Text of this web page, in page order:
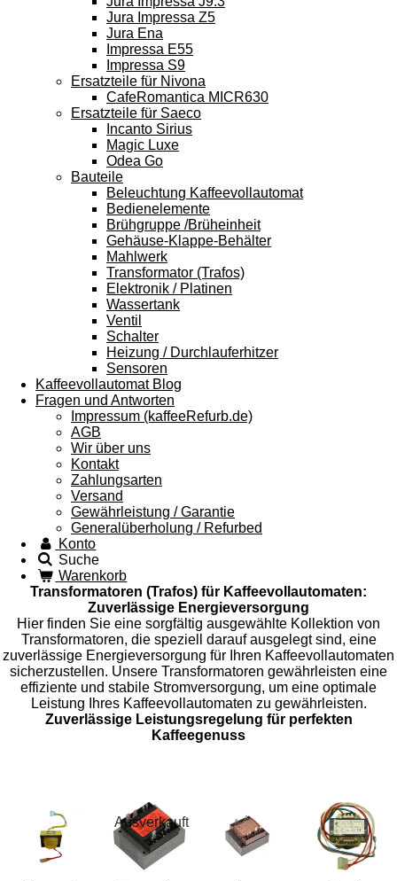
Jura Impressa Z5
Jura Ena
Impressa E55
Impressa S9
Ersatzteile für Nivona
CafeRomantica MICR630
Ersatzteile für Saeco
Incanto Sirius
Magic Luxe
Odea Go
Bauteile
Beleuchtung Kaffeevollautomat
Bedienelemente
Brühgruppe /Brüheinheit
Gehäuse-Klappe-Behälter
Mahlwerk
Transformator (Trafos)
Elektronik / Platinen
Wassertank
Ventil
Schalter
Heizung / Durchlauferhitzer
Sensoren
Kaffeevollautomat Blog
Fragen und Antworten
Impressum (kaffeeRefurb.de)
AGB
Wir über uns
Kontakt
Zahlungsarten
Versand
Gewährleistung / Garantie
Generalüberholung / Refurbed
Konto
Suche
Warenkorb
Transformatoren (Trafos) für Kaffeevollautomaten:
Zuverlässige Energieversorgung
Hier finden Sie eine sorgfältig ausgewählte Kollektion von
Transformatoren, die speziell darauf ausgelegt sind, eine
zuverlässige Energieversorgung für Ihren Kaffeevollautomaten
sicherzustellen. Unsere Transformatoren gewährleisten eine
effiziente und stabile Stromversorgung, um eine optimale
Leistung Ihres Kaffeevollautomaten zu gewährleisten.
Zuverlässige Leistungsregelung für perfekten
Kaffeegenuss
Ausverkauft